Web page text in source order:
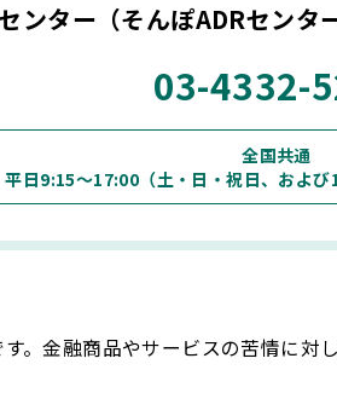
ンター（そんぽADRセンタ
全国共通
平日9:15～17:00（土・日・祝日、および
03-4332-
。金融商品やサービスの苦情に